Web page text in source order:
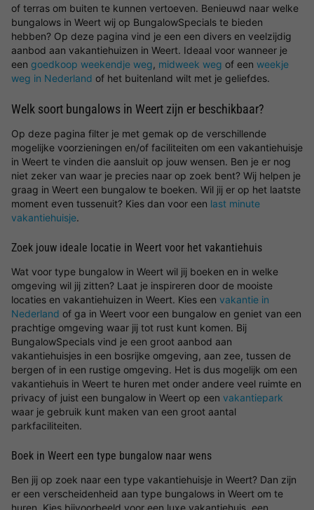
of terras om buiten te kunnen vertoeven. Benieuwd naar welke
bungalows in Weert wij op BungalowSpecials te bieden
hebben? Op deze pagina vind je een een divers en veelzijdig
aanbod aan vakantiehuizen in Weert. Ideaal voor wanneer je
een goedkoop weekendje weg, midweek weg of een weekje
weg in Nederland of het buitenland wilt met je geliefdes.
Welk soort bungalows in Weert zijn er beschikbaar?
Op deze pagina filter je met gemak op de verschillende
mogelijke voorzieningen en/of faciliteiten om een vakantiehuisje
in Weert te vinden die aansluit op jouw wensen. Ben je er nog
niet zeker van waar je precies naar op zoek bent? Wij helpen je
graag in Weert een bungalow te boeken. Wil jij er op het laatste
moment even tussenuit? Kies dan voor een last minute
vakantiehuisje.
Zoek jouw ideale locatie in Weert voor het vakantiehuis
Wat voor type bungalow in Weert wil jij boeken en in welke
omgeving wil jij zitten? Laat je inspireren door de mooiste
locaties en vakantiehuizen in Weert. Kies een vakantie in
Nederland of ga in Weert voor een bungalow en geniet van een
prachtige omgeving waar jij tot rust kunt komen. Bij
BungalowSpecials vind je een groot aanbod aan
vakantiehuisjes in een bosrijke omgeving, aan zee, tussen de
bergen of in een rustige omgeving. Het is dus mogelijk om een
vakantiehuis in Weert te huren met onder andere veel ruimte en
privacy of juist een bungalow in Weert op een vakantiepark
waar je gebruik kunt maken van een groot aantal
parkfaciliteiten.
Boek in Weert een type bungalow naar wens
Ben jij op zoek naar een type vakantiehuisje in Weert? Dan zijn
er een verscheidenheid aan type bungalows in Weert om te
huren. Kies bijvoorbeeld voor een luxe vakantiehuis, een